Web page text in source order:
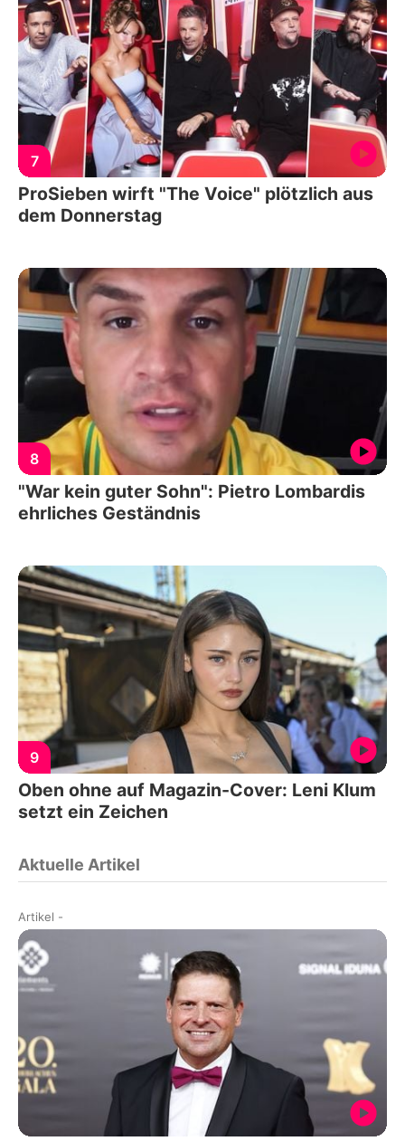
7
ProSieben wirft "The Voice" plötzlich aus
dem Donnerstag
8
"War kein guter Sohn": Pietro Lombardis
ehrliches Geständnis
9
Oben ohne auf Magazin-Cover: Leni Klum
setzt ein Zeichen
Aktuelle Artikel
Artikel -